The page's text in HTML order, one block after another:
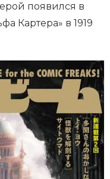
появился в
Картера» в 1919